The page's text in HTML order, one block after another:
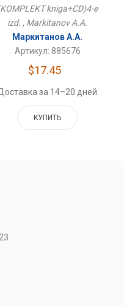
kniga+CD)4-e
izd. , Markitanov A.A.
Маркитанов А.А.
Артикул: 885676
$17.45
за 14–20 дней
КУПИТЬ